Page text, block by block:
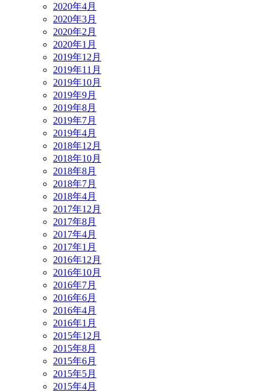
2020年4月
2020年3月
2020年2月
2020年1月
2019年12月
2019年11月
2019年10月
2019年9月
2019年8月
2019年7月
2019年4月
2018年12月
2018年10月
2018年8月
2018年7月
2018年4月
2017年12月
2017年8月
2017年4月
2017年1月
2016年12月
2016年10月
2016年7月
2016年6月
2016年4月
2016年1月
2015年12月
2015年8月
2015年6月
2015年5月
2015年4月